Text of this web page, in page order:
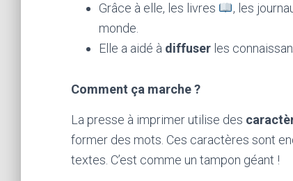
Grâce à elle, les livres
, les
monde.
Elle a aidé à diffuser les
Comment ça marche ?
La presse à imprimer utilise des
former des mots. Ces caractères sont
textes. C’est comme un tampon géant !